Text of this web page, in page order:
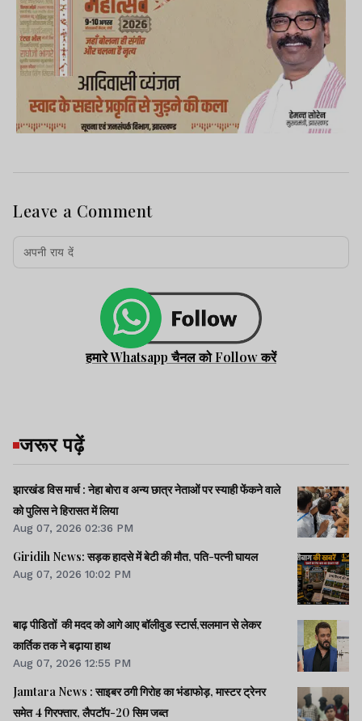
Leave a Comment
हमारे Whatsapp चैनल को Follow करें
जरूर पढ़ें
झारखंड विस मार्च : नेहा बोरा व अन्य छात्र नेताओं पर स्याही फेंकने वाले
को पुलिस ने हिरासत में लिया
Aug 07, 2026 02:36 PM
Giridih News: सड़क हादसे में बेटी की मौत, पति-पत्नी घायल
Aug 07, 2026 10:02 PM
बाढ़ पीडितों की मदद को आगे आए बॉलीवुड स्टार्स,सलमान से लेकर
कार्तिक तक ने बढ़ाया हाथ
Aug 07, 2026 12:55 PM
Jamtara News : साइबर ठगी गिरोह का भंडाफोड़, मास्टर ट्रेनर
समेत 4 गिरफ्तार, लैपटॉप-20 सिम जब्त